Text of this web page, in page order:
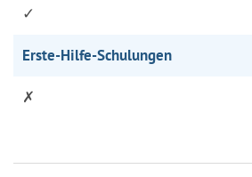
✓
Erste-Hilfe-Schulungen
✗